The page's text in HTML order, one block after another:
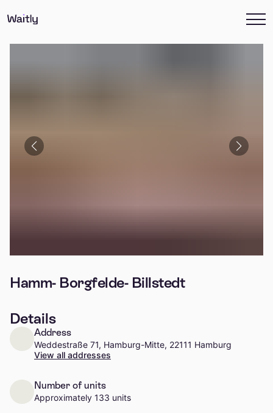
Hamm- Borgfelde- Billstedt
Details
Address
Weddestraße 71, Hamburg-Mitte, 22111 Hamburg
View all addresses
Number of units
Approximately 133 units